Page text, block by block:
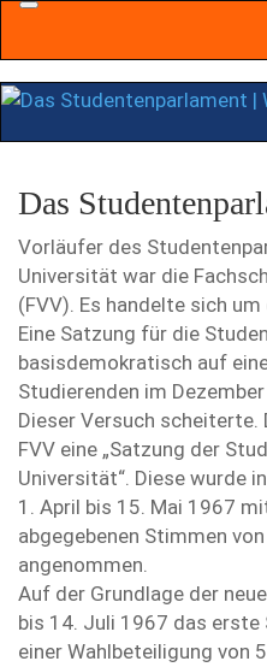
Das
Vorläufer des
Universität war die
(FVV). Es handelte sich
Eine Satzung für die
basisdemokratisch auf
Studierenden im
Dieser Versuch
FVV eine „Satzung der
Universität“. Diese wurde
1. April bis 15. Mai 1967
abgegebenen Stimmen
angenommen.
Auf der Grundlage der
bis 14. Juli 1967 das
einer Wahlbeteiligung von